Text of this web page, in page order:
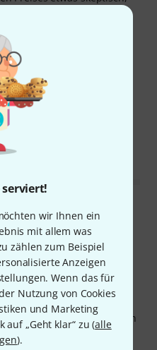
wir Ihnen ein
mit allem was
zählen zum Beispiel
Anzeigen
Wenn das für
Nutzung von Cookies
und Marketing
„Geht klar“ zu (alle
).
dann aber als günstige
und bin doch
auf zwei
(den 9er auf eine
auf eine Les Paul) und
Qualitätsmängel
MELDEN
05.11.2009
spiele, habe ich mich
für die benötigten